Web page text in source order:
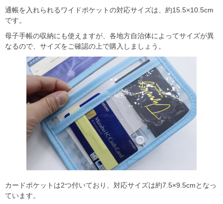
通帳を入れられるワイドポケットの対応サイズは、約15.5×10.5cm
です。
母子手帳の収納にも使えますが、各地方自治体によってサイズが異
なるので、サイズをご確認の上で購入しましょう。
カードポケットは2つ付いており、対応サイズは約7.5×9.5cmとなっ
ています。